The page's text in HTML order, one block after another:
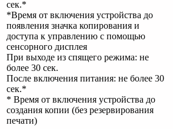
сек.*
*Время от включения устройства до
появления значка копирования и
доступа к управлению с помощью
сенсорного дисплея
При выходе из спящего режима: не
более 30 сек.
После включения питания: не более 30
сек.*
* Время от включения устройства до
создания копии (без резервирования
печати)